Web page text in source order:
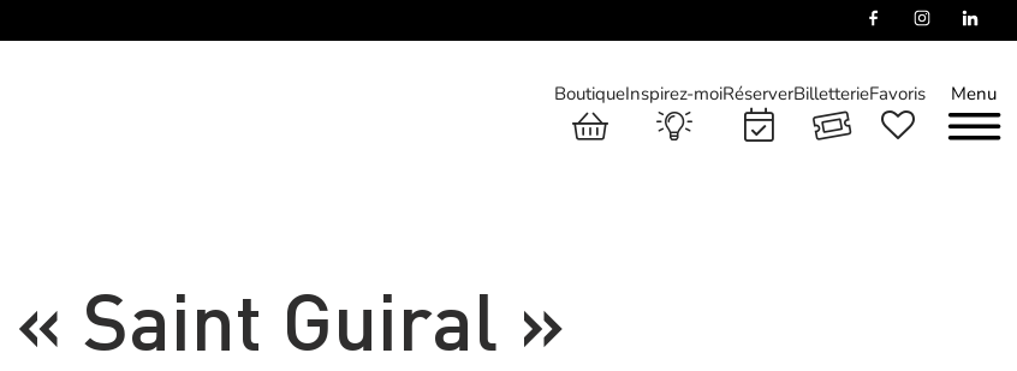
Menu
BoutiqueInspirez-moiRéserverBilletterieFavoris
« Saint Guiral »